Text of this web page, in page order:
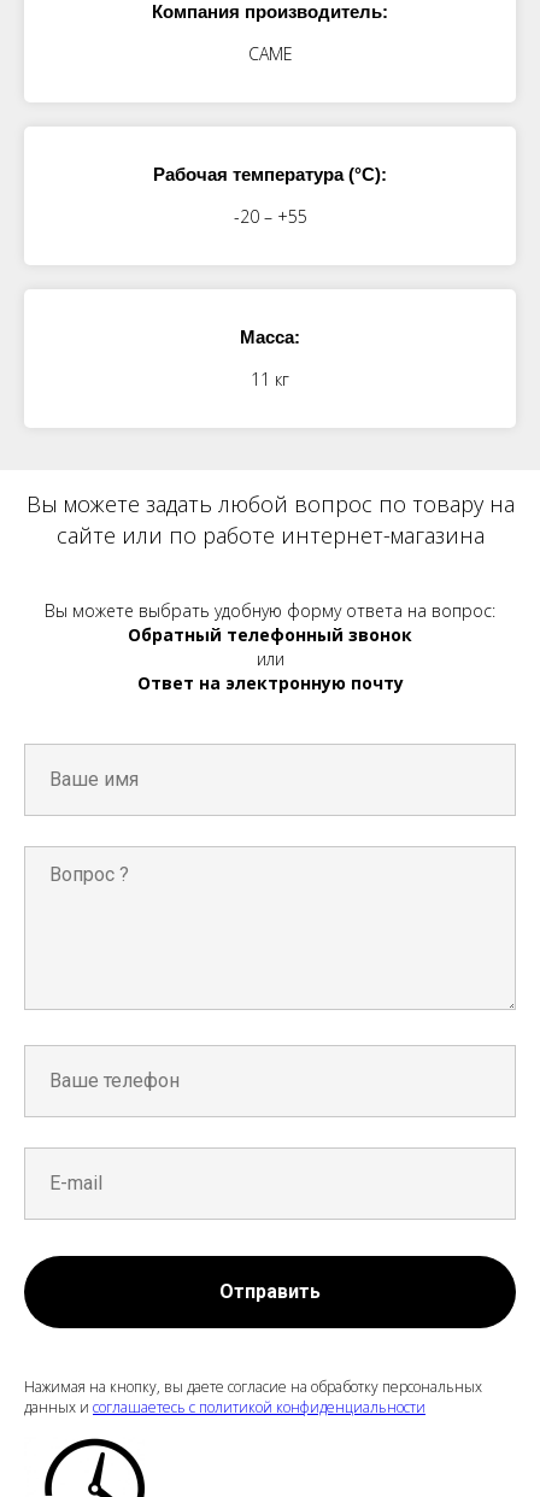
Компания производитель:
CAME
Рабочая температура (°C):
-20 – +55
Масса:
11 кг
Вы можете задать любой вопрос по товару на
сайте или по работе интернет-магазина
Вы можете выбрать удобную форму ответа на вопрос:
Обратный телефонный звонок
или
Ответ на электронную почту
Отправить
Нажимая на кнопку, вы даете согласие на обработку персональных
данных и соглашаетесь c политикой конфиденциальности